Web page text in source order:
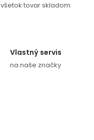
všetok tovar skladom
Vlastný servis
na naše značky